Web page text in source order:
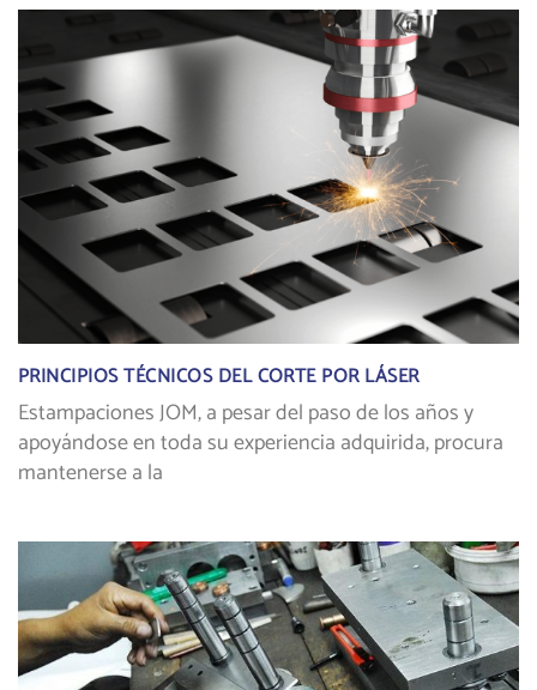
PRINCIPIOS TÉCNICOS DEL CORTE POR LÁSER
Estampaciones JOM, a pesar del paso de los años y
apoyándose en toda su experiencia adquirida, procura
mantenerse a la